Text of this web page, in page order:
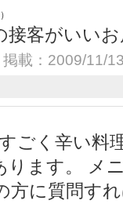
接客がいい
載：2009/11/
ごく辛い料
ります。 メ
方に質問す